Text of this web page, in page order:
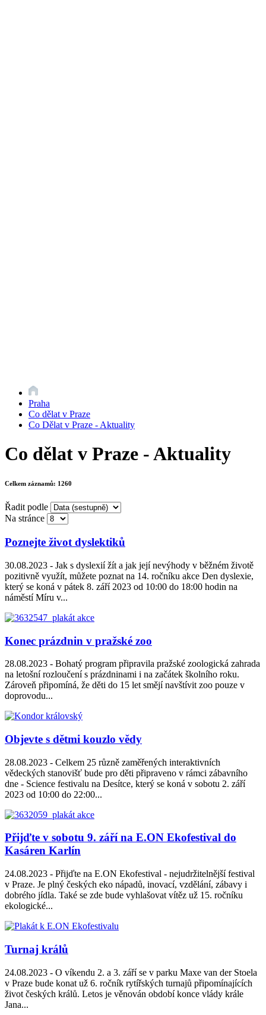
Praha
Co dělat v Praze
Co Dělat v Praze - Aktuality
Co dělat v Praze - Aktuality
Celkem záznamů: 1260
Řadit podle
Na stránce
Poznejte život dyslektiků
30.08.2023 - Jak s dyslexií žít a jak její nevýhody v běžném životě
pozitivně využít, můžete poznat na 14. ročníku akce Den dyslexie,
který se koná v pátek 8. září 2023 od 10:00 do 18:00 hodin na
náměstí Míru v...
Konec prázdnin v pražské zoo
28.08.2023 - Bohatý program připravila pražské zoologická zahrada
na letošní rozloučení s prázdninami i na začátek školního roku.
Zároveň připomíná, že děti do 15 let smějí navštívit zoo pouze v
doprovodu...
Objevte s dětmi kouzlo vědy
28.08.2023 - Celkem 25 různě zaměřených interaktivních
vědeckých stanovišť bude pro děti připraveno v rámci zábavního
dne - Science festivalu na Desítce, který se koná v sobotu 2. září
2023 od 10:00 do 22:00...
Přijďte v sobotu 9. září na E.ON Ekofestival do
Kasáren Karlín
24.08.2023 - Přijďte na E.ON Ekofestival - nejudržitelnější festival
v Praze. Je plný českých eko nápadů, inovací, vzdělání, zábavy i
dobrého jídla. Také se zde bude vyhlašovat vítěz už 15. ročníku
ekologické...
Turnaj králů
24.08.2023 - O víkendu 2. a 3. září se v parku Maxe van der Stoela
v Praze bude konat už 6. ročník rytířských turnajů připomínajících
život českých králů. Letos je věnován období konce vlády krále
Jana...